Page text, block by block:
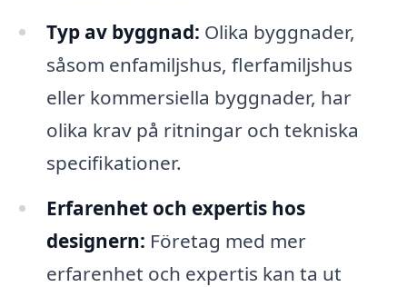
Typ av byggnad: Olika byggnader,
såsom enfamiljshus, flerfamiljshus
eller kommersiella byggnader, har
olika krav på ritningar och tekniska
specifikationer.
Erfarenhet och expertis hos
designern: Företag med mer
erfarenhet och expertis kan ta ut